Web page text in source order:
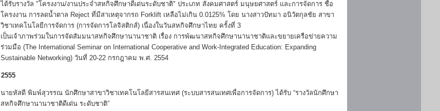
ได้รับรางวัล "โครงงาน/งานประจำสหกิจศึกษาดีเด่นระดับชาติ" ประเภท สังคมศาสตร์ มนุษยศาสตร์ และการจัดการ ชื่อ
โครงงาน การลดน้ำตาล Reject ที่มีสาเหตุจากรถ Forklift เหลือไม่เกิน 0.0125% โดย นางสาวปัทมา อนิวัตกุลชัย สาขา
วิชาเทคโนโลยีการจัดการ (การจัดการโลจิสติกส์) เนื่องในวันสหกิจศึกษาไทย ครั้งที่ 3
เป็นเจ้าภาพร่วมในการจัดสัมมนาสหกิจศึกษานานาชาติ เรื่อง การพัฒนาสหกิจศึกษานานาชาติและขยายเครือข่ายความ
ร่วมมือ (The International Seminar on International Cooperative and Work-Integrated Education: Expanding
Sustainable Networking) วันที่ 20-22 กรกฎาคม พ.ศ. 2554
2555
นายหัสดี พิมพ์สุวรรณ นักศึกษาสาขาวิชาเทคโนโลยีสารสนเทศ (ระบบสารสนเทศเพื่อการจัดการ) ได้รับ “รางวัลนักศึกษา
สหกิจศึกษานานาชาติดีเด่น ระดับชาติ”